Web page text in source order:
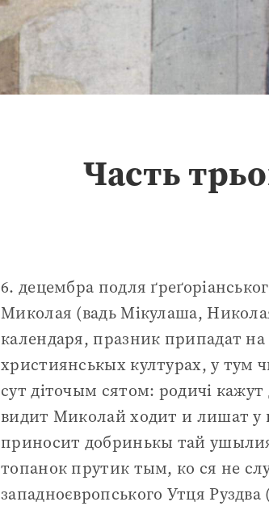
Часть
6. децембра подля
Миколая (вадь Мікулаша,
календаря, празник припадат
християнськых културах, у тум
сут діточым сятом: родичі
видит Миколай ходит и лишат у
приносит добринькы тай
топанок прутик тым, ко ся не
западноєвропського Утця